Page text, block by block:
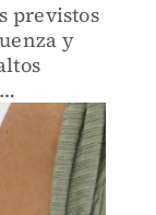
previstos
y